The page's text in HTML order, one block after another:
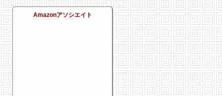
Amazonアソシエイト